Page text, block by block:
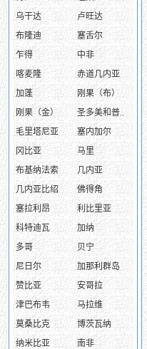
乌干达
卢旺达
布隆迪
塞舌尔
乍得
中非
喀麦隆
赤道几内亚
加蓬
刚果（布）
刚果（金）
圣多美和普..
毛里塔尼亚
塞内加尔
冈比亚
马里
布基纳法索
几内亚
几内亚比绍
佛得角
塞拉利昂
利比里亚
科特迪瓦
加纳
多哥
贝宁
尼日尔
加那利群岛
赞比亚
安哥拉
津巴布韦
马拉维
莫桑比克
博茨瓦纳
纳米比亚
南非